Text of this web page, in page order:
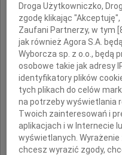
w
Droga Użytkowniczko,
zgodę klikając
Zaufani Partnerzy, w tym [
jak również Agora S.A.
Wyborcza sp. z o.o., będą
osobowe takie jak adresy
identyfikatory plików
tych plikach do celów
na potrzeby wyświetlania
Twoich zainteresowań i
aplikacjach i w Internecie
wyświetlanych.
chcesz wyrazić zgody,